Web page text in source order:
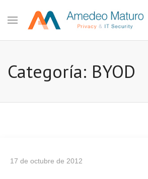
Categoría: BYOD
17 de octubre de 2012